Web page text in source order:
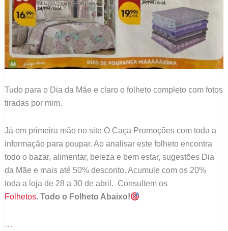
Tudo para o Dia da Mãe e claro o folheto completo com fotos
tiradas por mim.
Já em primeira mão no site O Caça Promoções com toda a
informação para poupar. Ao analisar este folheto encontra
todo o bazar, alimentar, beleza e bem estar, sugestões Dia
da Mãe e mais até 50% desconto. Acumule com os 20%
toda a loja de 28 a 30 de abril. Consultem os
Folhetos. Todo o Folheto Abaixo!
…